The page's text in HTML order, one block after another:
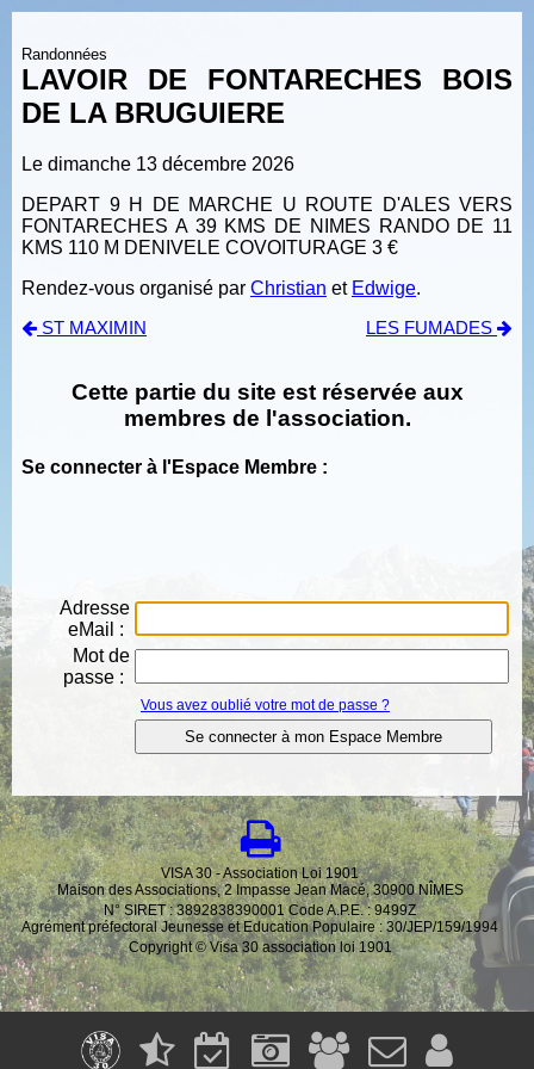
Randonnées
LAVOIR DE FONTARECHES BOIS
DE LA BRUGUIERE
Le dimanche 13 décembre 2026
DEPART 9 H DE MARCHE U ROUTE D'ALES VERS
FONTARECHES A 39 KMS DE NIMES RANDO DE 11
KMS 110 M DENIVELE COVOITURAGE 3 €
Rendez-vous organisé par Christian et Edwige.
ST MAXIMIN LES FUMADES
Cette partie du site est réservée aux
membres de l'association.
Se connecter à l'Espace Membre :
Adresse
eMail :
Mot de
passe :
Vous avez oublié votre mot de passe ?
VISA 30 - Association Loi 1901
Maison des Associations, 2 Impasse Jean Macé, 30900 NÎMES
N° SIRET : 3892838390001 Code A.P.E. : 9499Z
Agrément préfectoral Jeunesse et Education Populaire : 30/JEP/159/1994
Copyright © Visa 30 association loi 1901